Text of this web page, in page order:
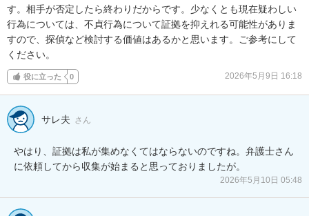
す。相手が否定したら終わりだからです。少なくとも現在疑わしい
行為については、不貞行為について証拠を抑えれる可能性がありま
すので、探偵など検討する価値はあるかと思います。ご参考にして
ください。
役に立った 0 2026年5月9日 16:18
サレ夫 さん
やはり、証拠は私が集めなくてはならないのですね。弁護士さん
に依頼してから収集が始まると思っておりましたが。
2026年5月10日 05:48